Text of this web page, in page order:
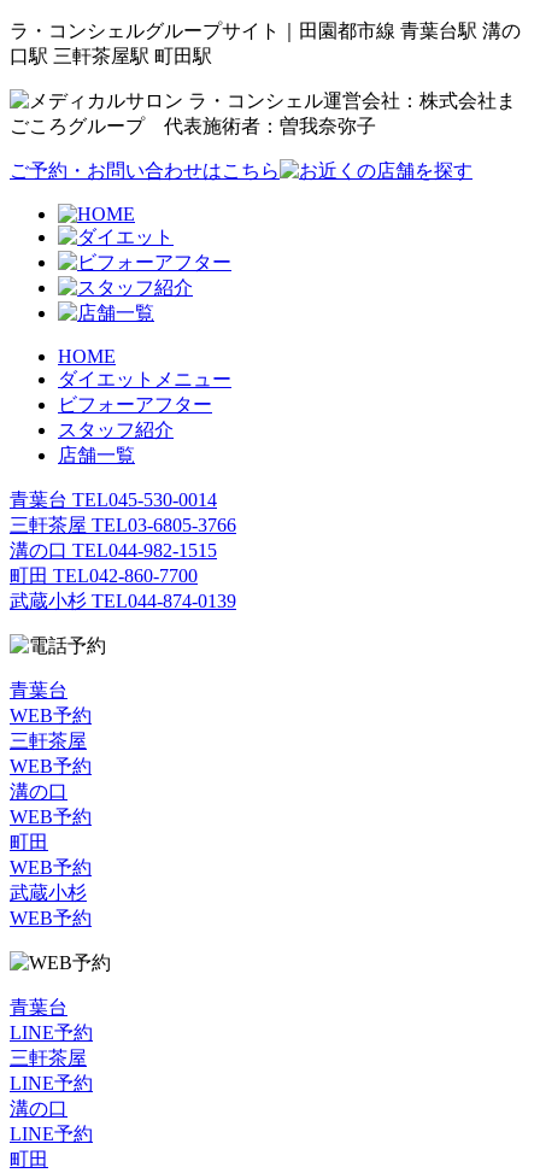
ラ・コンシェルグループサイト｜田園都市線 青葉台駅 溝の
口駅 三軒茶屋駅 町田駅
運営会社：株式会社ま
ごころグループ 代表施術者：曽我奈弥子
ご予約・お問い合わせはこちら
HOME
ダイエットメニュー
ビフォーアフター
スタッフ紹介
店舗一覧
青葉台 TEL045-530-0014
三軒茶屋 TEL03-6805-3766
溝の口 TEL044-982-1515
町田 TEL042-860-7700
武蔵小杉 TEL044-874-0139
青葉台
WEB予約
三軒茶屋
WEB予約
溝の口
WEB予約
町田
WEB予約
武蔵小杉
WEB予約
青葉台
LINE予約
三軒茶屋
LINE予約
溝の口
LINE予約
町田